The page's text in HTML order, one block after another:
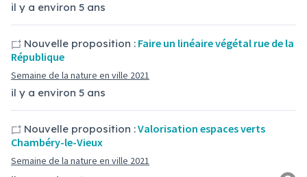
il y a environ 5 ans
il y a environ 5 ans
Nouvelle proposition : Faire un linéaire végétal rue de la
République
Semaine de la nature en ville 2021
Nouvelle proposition :Valorisation espaces verts
Chambéry-le-Vieux
Semaine de la nature en ville 2021